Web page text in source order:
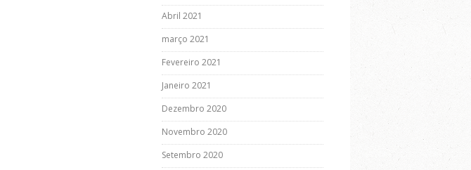
Abril 2021
março 2021
Fevereiro 2021
Janeiro 2021
Dezembro 2020
Novembro 2020
Setembro 2020